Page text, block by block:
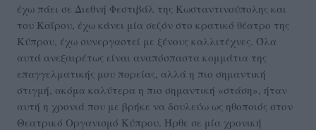
έχω πάει σε Διεθνή Φεστιβάλ της Κωσταντινούπολης και
του Καΐρου, έχω κάνει μία σεζόν στο κρατικό θέατρο της
Κύπρου, έχω συνεργαστεί με ξένους καλλιτέχνες. Όλα
αυτά ανεξαιρέτως είναι αναπόσπαστα κομμάτια της
επαγγελματικής μου πορείας, αλλά η πιο σημαντική
στιγμή, ακόμα καλύτερα η πιο σημαντική «στάση», ήταν
αυτή η χρονιά που με βρήκε να δουλεύω ως ηθοποιός στον
Θεατρικό Οργανισμό Κύπρου. Ήρθε σε μία χρονική